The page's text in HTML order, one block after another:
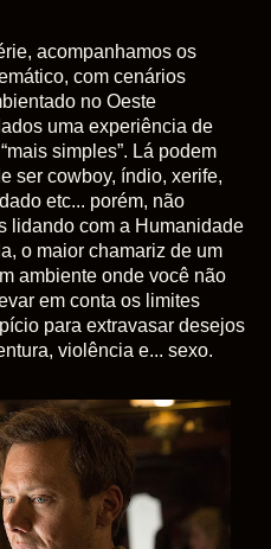
acompanhamos os
com cenários
no Oeste
uma experiência de
simples”. Lá podem
ser cowboy, índio, xerife,
etc... porém, não
lidando com a Humanidade
o maior chamariz de um
ambiente onde você não
em conta os limites
para extravasar desejos
violência e... sexo.